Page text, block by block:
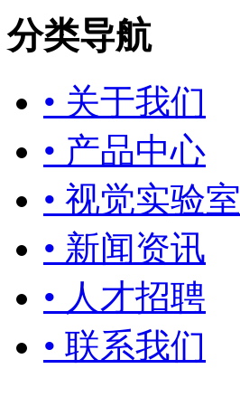
分类导航
• 关于我们
• 产品中心
• 视觉实验室
• 新闻资讯
• 人才招聘
• 联系我们